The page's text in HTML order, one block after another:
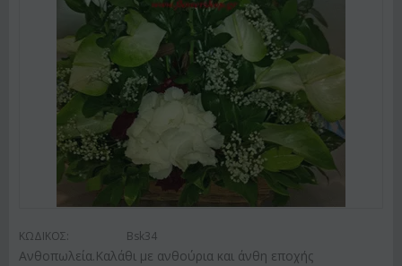
ΚΩΔΙΚΟΣ: Bsk34
Ανθοπωλεία.Καλάθι με ανθούρια και άνθη εποχής